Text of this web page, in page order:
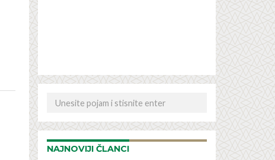
NAJNOVIJI ČLANCI